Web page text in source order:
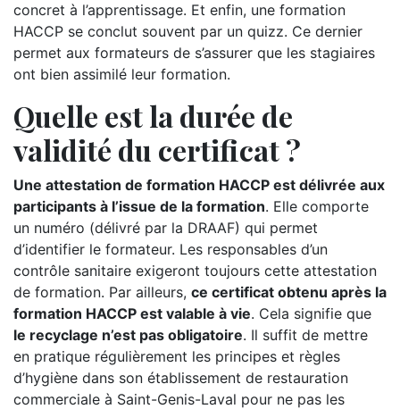
concret à l’apprentissage. Et enfin, une formation
HACCP se conclut souvent par un quizz. Ce dernier
permet aux formateurs de s’assurer que les stagiaires
ont bien assimilé leur formation.
Quelle est la durée de
validité du certificat ?
Une attestation de formation HACCP est délivrée aux
participants à l’issue de la formation. Elle comporte
un numéro (délivré par la DRAAF) qui permet
d’identifier le formateur. Les responsables d’un
contrôle sanitaire exigeront toujours cette attestation
de formation. Par ailleurs, ce certificat obtenu après la
formation HACCP est valable à vie. Cela signifie que
le recyclage n’est pas obligatoire. Il suffit de mettre
en pratique régulièrement les principes et règles
d’hygiène dans son établissement de restauration
commerciale à Saint-Genis-Laval pour ne pas les